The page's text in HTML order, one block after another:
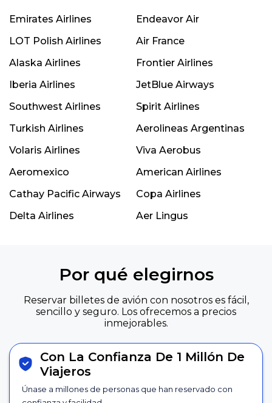
Emirates Airlines
Endeavor Air
LOT Polish Airlines
Air France
Alaska Airlines
Frontier Airlines
Iberia Airlines
JetBlue Airways
Southwest Airlines
Spirit Airlines
Turkish Airlines
Aerolineas Argentinas
Volaris Airlines
Viva Aerobus
Aeromexico
American Airlines
Cathay Pacific Airways
Copa Airlines
Delta Airlines
Aer Lingus
Por qué elegirnos
Reservar billetes de avión con nosotros es fácil,
sencillo y seguro. Los ofrecemos a precios
inmejorables.
Con La Confianza De 1 Millón De
Viajeros
Únase a millones de personas que han reservado con